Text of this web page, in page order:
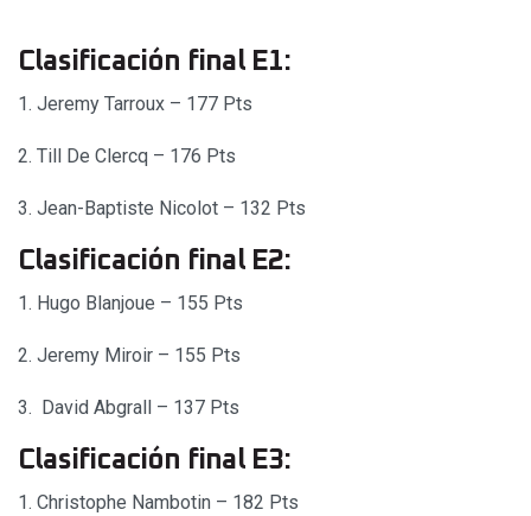
Clasificación final E1:
1. Jeremy Tarroux – 177 Pts
2. Till De Clercq – 176 Pts
3. Jean-Baptiste Nicolot – 132 Pts
Clasificación final E2:
1. Hugo Blanjoue – 155 Pts
2. Jeremy Miroir – 155 Pts
3. David Abgrall – 137 Pts
Clasificación final E3:
1. Christophe Nambotin – 182 Pts